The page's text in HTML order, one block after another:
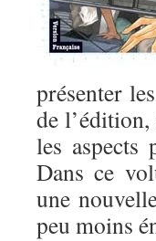
présenter
de
les
Dans ce
une
peu moins